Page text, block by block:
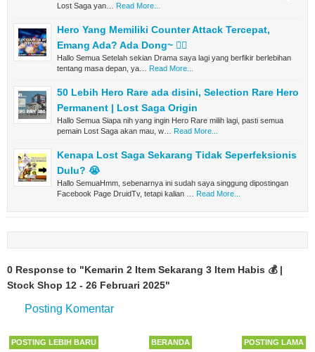
Lost Saga yan…
Read More...
Hero Yang Memiliki Counter Attack Tercepat,
Emang Ada? Ada Dong~ 👳‍♂️
Hallo Semua Setelah sekian Drama saya lagi yang berfikir berlebihan
tentang masa depan, ya…
Read More...
50 Lebih Hero Rare ada disini, Selection Rare Hero
Permanent | Lost Saga Origin
Hallo Semua Siapa nih yang ingin Hero Rare milih lagi, pasti semua
pemain Lost Saga akan mau, w…
Read More...
Kenapa Lost Saga Sekarang Tidak Seperfeksionis
Dulu? 😭
Hallo SemuaHmm, sebenarnya ini sudah saya singgung dipostingan
Facebook Page DruidTv, tetapi kalian …
Read More...
0 Response to "Kemarin 2 Item Sekarang 3 Item Habis 💰 |
Stock Shop 12 - 26 Februari 2025"
Posting Komentar
POSTING LEBIH BARU POSTING LAMA
BERANDA